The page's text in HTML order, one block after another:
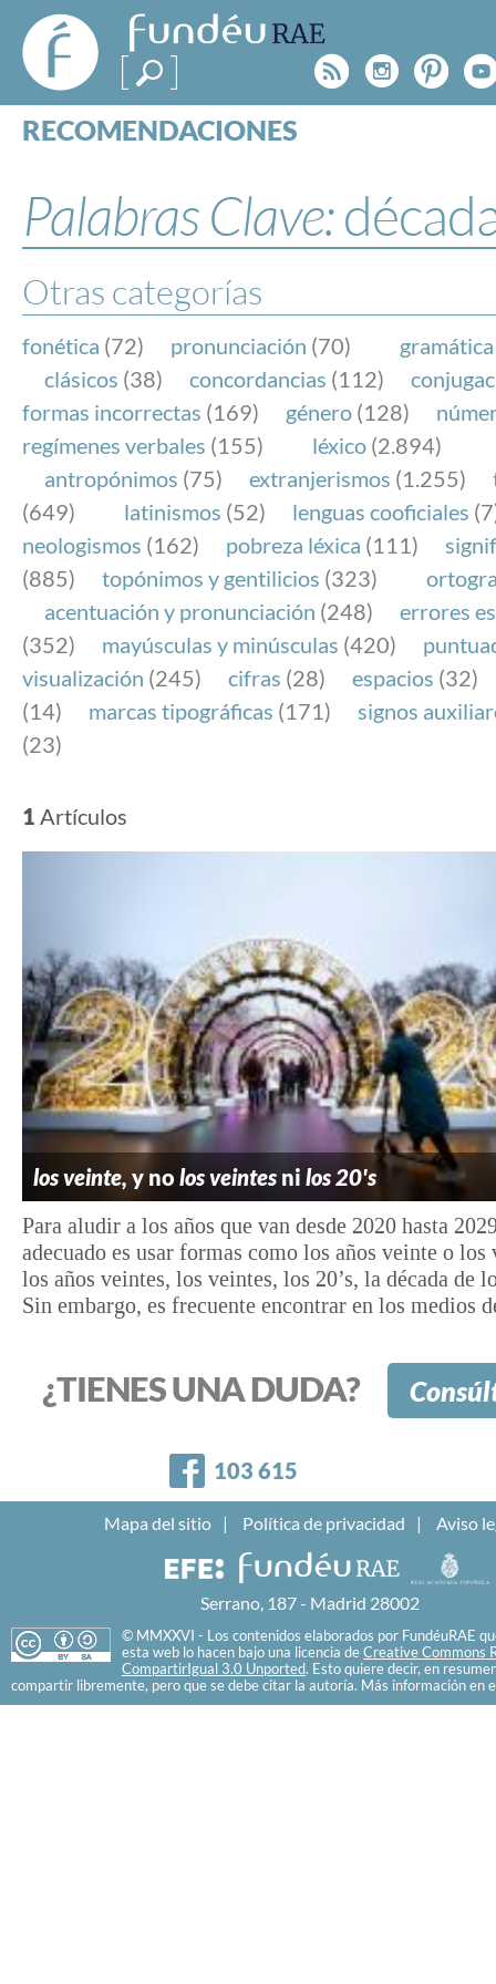
FundéuRAE
- Fundación
del Español
Urgente
Rss
RECOMENDACIONES
ESPECIALES
BLOG
NOTICIAS
SOBRE LA FUNDÉURAE
FundéuRAE es una fundación patrocinada por la
y la Real Academia Española, cuyo objetivo es
el buen uso del español en los medios de
Internet.
Palabras Clave:
Otras categorías
fonética (72) pronunciación (70) gramática
clásicos (38) concordancias (112)
formas incorrectas (169) género (128)
regímenes verbales (155) léxico (2.894)
antropónimos (75) extranjerismos (1.255)
(649)
latinismos (52) lenguas cooficiales
neologismos (162) pobreza léxica (111)
(885)
topónimos y gentilicios (323)
acentuación y pronunciación (248)
errores
(352)
mayúsculas y minúsculas (420)
visualización (245) cifras (28) espacios (32)
(14)
marcas tipográficas (171)
signos
(23)
1 Artículos
los veinte, y no los veintes ni los 20's
Para aludir a los años que van desde 2020 hasta
adecuado es usar formas como los años veinte o los
los años veintes, los veintes, los 20’s, la década de
Sin embargo, es frecuente encontrar en los medios
¿TIENES UNA DUDA?
Facebook
103 615
Mapa del sitio Política de privacidad Aviso
Serrano, 187 - Madrid 28002
© MMXXVI - Los contenidos elaborados por FundéuRAE
esta web lo hacen bajo una licencia de Creative Commons
CompartirIgual 3.0 Unported. Esto quiere decir, en
compartir libremente, pero que se debe citar la autoría. Más información en